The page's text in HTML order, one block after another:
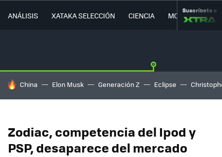
ANÁLISIS XATAKA SELECCIÓN CIENCIA MOVILIDAD
Suscríbete a
HOY SE HABLA DE
China Elon Musk Generación Z Eclipse
Zodiac, competencia del Ipod y
PSP, desaparece del mercado